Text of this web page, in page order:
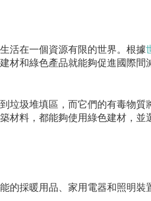
活在一個資源有限的世界。根據
材和綠色產品就能夠促進國際
圾堆填區，而它們的有毒物質
料，都能夠使用綠色建材，
採暖用品、家用電器和照明裝